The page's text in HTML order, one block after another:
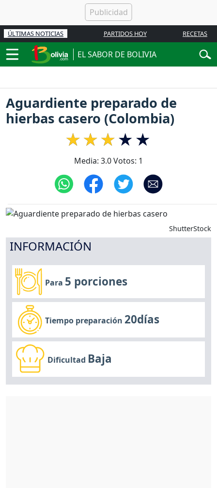
ÚLTIMAS NOTICIAS PARTIDOS HOY RECETAS
EL SABOR DE BOLIVIA
Aguardiente preparado de
hierbas casero (Colombia)
Media: 3.0Votos: 1
ShutterStock
INFORMACIÓN
Para 5 porciones
Tiempo preparación 20días
Dificultad Baja